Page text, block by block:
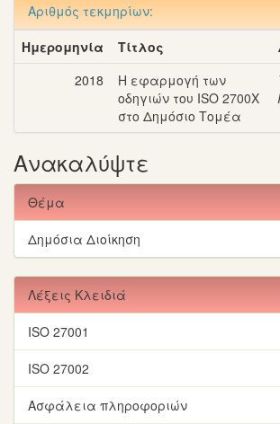
Αριθμός τεκμηρίων:
Ημερομηνία
Τίτλος
2018
Η εφαρμογή των
οδηγιών του ISO 2700X
στο Δημόσιο Τομέα
Ανακαλύψτε
Θέμα
Δημόσια Διοίκηση
Λέξεις Κλειδιά
ISO 27001
ISO 27002
Ασφάλεια πληροφοριών